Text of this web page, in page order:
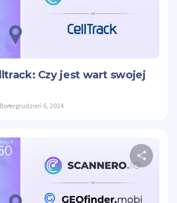
Czy jest wart swojej
grudzień 6, 2024